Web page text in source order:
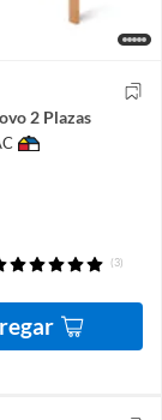
2 Plazas
(3)